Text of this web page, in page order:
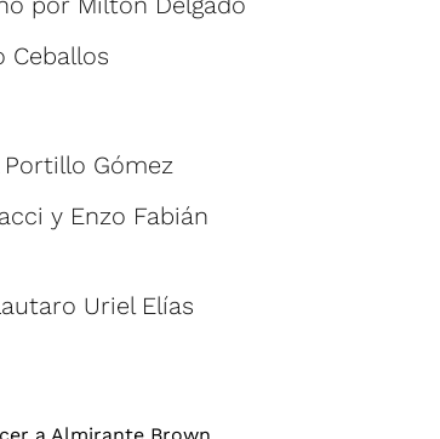
Ceballos
Gómez
y Enzo Fabián
Uriel Elías